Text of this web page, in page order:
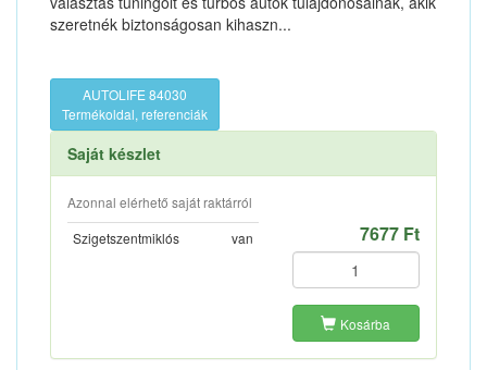
szeretnék biztonságosan kihaszn...
AUTOLIFE 84030
Termékoldal, referenciák
Saját készlet
Azonnal elérhető saját raktárról
Szigetszentmiklós
van 7677 Ft
Kosárba